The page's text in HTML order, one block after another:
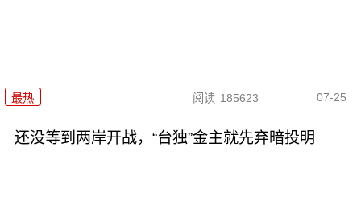
最热 阅读 185623 07-25
还没等到两岸开战，“台独”金主就先弃暗投明